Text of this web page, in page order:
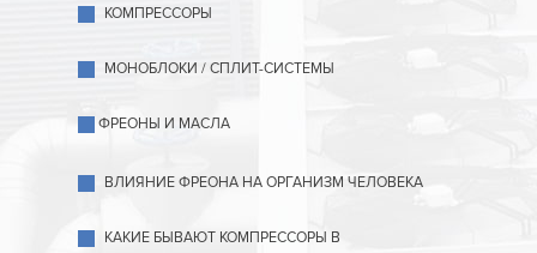
КОМПРЕССОРЫ
МОНОБЛОКИ / СПЛИТ-СИСТЕМЫ
ФРЕОНЫ И МАСЛА
ВЛИЯНИЕ ФРЕОНА НА ОРГАНИЗМ ЧЕЛОВЕКА
КАКИЕ БЫВАЮТ КОМПРЕССОРЫ В